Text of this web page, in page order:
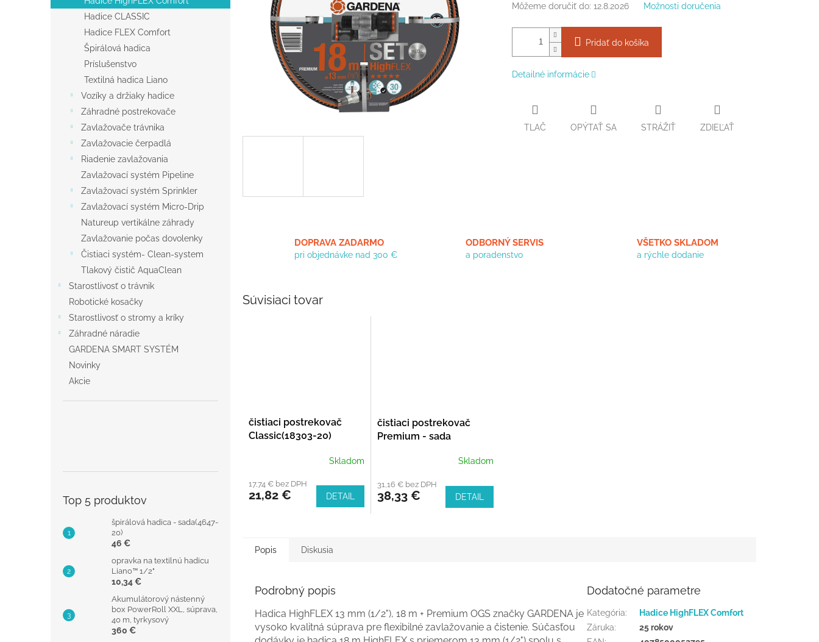
Hadice CLASSIC
Hadice FLEX Comfort
Špirálová hadica
Príslušenstvo
Textilná hadica Liano
Vozíky a držiaky hadice
Záhradné postrekovače
Zavlažovače trávnika
Zavlažovacie čerpadlá
Riadenie zavlažovania
Zavlažovací systém Pipeline
Zavlažovací systém Sprinkler
Zavlažovací systém Micro-Drip
Natureup vertikálne záhrady
Zavlažovanie počas dovolenky
Čistiaci systém- Clean-system
Tlakový čistič AquaClean
Starostlivosť o trávnik
Robotické kosačky
Starostlivosť o stromy a kríky
Záhradné náradie
GARDENA SMART SYSTÉM
Novinky
Akcie
Top 5 produktov
špirálová hadica - sada(4647-
20)
46 €
opravka na textilnú hadicu
Liano™ 1/2"
10,34 €
Akumulátorový nástenný
box PowerRoll XXL, súprava,
40 m, tyrkysový
360 €
Môžeme doručiť do: 12.8.2026 Možnosti doručenia
Pridať do košíka
Detailné informácie
TLAČ OPÝTAŤ SA STRÁŽIŤ ZDIEĽAŤ
DOPRAVA ZADARMO
pri objednávke nad 300 €
ODBORNÝ SERVIS
a poradenstvo
VŠETKO SKLADOM
a rýchle dodanie
Súvisiaci tovar
čistiaci postrekovač
Classic(18303-20)
Skladom
17,74 € bez DPH
21,82 € DETAIL
čistiaci postrekovač
Premium - sada
Skladom
31,16 € bez DPH
38,33 € DETAIL
Popis Diskusia
Podrobný popis
Hadica HighFLEX 13 mm (1/2"), 18 m + Premium OGS značky GARDENA je
vysoko kvalitná súprava pre flexibilné zavlažovanie a čistenie. Súčasťou
Dodatočné parametre
Kategória:
Hadice HighFLEX Comfort
Záruka:
25 rokov